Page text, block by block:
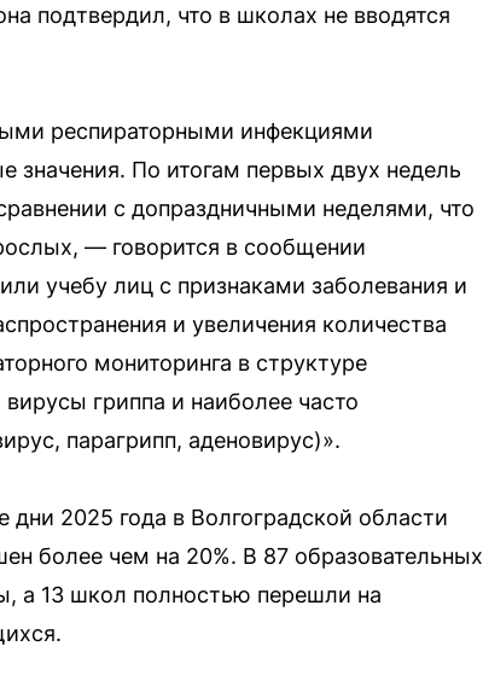
подтвердил, что в школах не вводятся
респираторными инфекциями
значения. По итогам первых двух недель
с допраздничными неделями, что
— говорится в сообщении
учебу лиц с признаками заболевания и
и увеличения количества
мониторинга в структуре
гриппа и наиболее часто
парагрипп, аденовирус)».
2025 года в Волгоградской области
более чем на 20%. В 87 образовательных
а 13 школ полностью перешли на